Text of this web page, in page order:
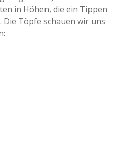
in Höhen, die ein Tippen
Töpfe schauen wir uns